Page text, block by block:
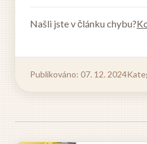
Našli jste v článku chybu?
Publikováno: 07. 12. 2024